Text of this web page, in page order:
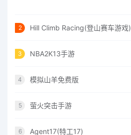
2 Hill Climb Racing(登山赛车游戏)
3 NBA2K13手游
4 模拟山羊免费版
5 萤火突击手游
6 Agent17(特工17)